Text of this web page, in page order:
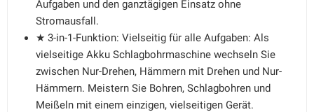
Aufgaben und den ganztägigen Einsatz ohne
Stromausfall.
★ 3-in-1-Funktion: Vielseitig für alle Aufgaben: Als
vielseitige Akku Schlagbohrmaschine wechseln Sie
zwischen Nur-Drehen, Hämmern mit Drehen und Nur-
Hämmern. Meistern Sie Bohren, Schlagbohren und
Meißeln mit einem einzigen, vielseitigen Gerät.